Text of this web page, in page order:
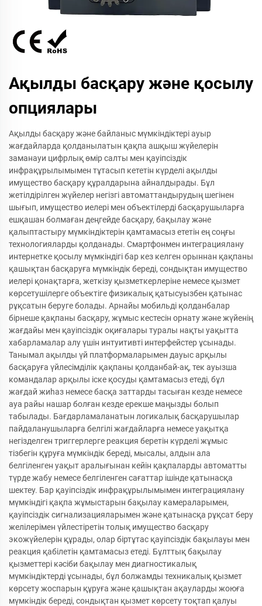
Ақылды басқару және қосылу
опциялары
Ақылды басқару және байланыс мүмкіндіктері ауыр
жағдайларда қолданылатын қақпа ашқыш жүйелерін
заманауи цифрлық өмір салты мен қауіпсіздік
инфрақұрылымымен тұтасып кететін күрделі ақылды
имущество басқару құралдарына айналдырады. Бұл
жетілдірілген жүйелер негізгі автоматтандырудың шегінен
шығып, имущество иелері мен объектілерді басқарушыларға
ешқашан болмаған деңгейде басқару, бақылау және
қалыптастыру мүмкіндіктерін қамтамасыз ететін ең соңғы
технологияларды қолданады. Смартфонмен интеграциялану
интернетке қосылу мүмкіндігі бар кез келген орыннан қақпаны
қашықтан басқаруға мүмкіндік береді, сондықтан имущество
иелері қонақтарға, жеткізу қызметкерлеріне немесе қызмет
көрсетушілерге объектіге физикалық қатысуызбен қатынас
рұқсатын беруге болады. Арнайы мобильді қолданбалар
бірнеше қақпаны басқару, жұмыс кестесін орнату және жүйенің
жағдайы мен қауіпсіздік оқиғалары туралы нақты уақытта
хабарламалар алу үшін интуитивті интерфейстер ұсынады.
Танымал ақылды үй платформаларымен дауыс арқылы
басқаруға үйлесімділік қақпаны қолданбай-ақ, тек ауызша
командалар арқылы іске қосуды қамтамасыз етеді, бұл
жағдай жиһаз немесе басқа заттарды тасыған кезде немесе
ауа райы нашар болған кезде ерекше маңызды болып
табылады. Бағдарламаланатын логикалық басқарушылар
пайдаланушыларға белгілі жағдайларға немесе уақытқа
негізделген триггерлерге реакция беретін күрделі жұмыс
тізбегін құруға мүмкіндік береді, мысалы, алдын ала
белгіленген уақыт аралығынан кейін қақпаларды автоматты
түрде жабу немесе белгіленген сағаттар ішінде қатынасқа
шектеу. Бар қауіпсіздік инфрақұрылымымен интеграциялану
мүмкіндігі қақпа жұмыстарын бақылау камераларымен,
қауіпсіздік сигнализацияларымен және қатынасқа рұқсат беру
желілерімен үйлестіретін толық имущество басқару
экожүйелерін құрады, олар біртұтас қауіпсіздік бақылауы мен
реакция қабілетін қамтамасыз етеді. Бұлттық бақылау
қызметтері кәсіби бақылау мен диагностикалық
мүмкіндіктерді ұсынады, бұл болжамды техникалық қызмет
көрсету жоспарын құруға және қашықтан ақауларды жоюға
мүмкіндік береді, сондықтан қызмет көрсету тоқтап қалуы